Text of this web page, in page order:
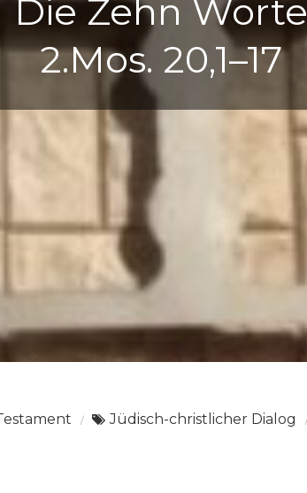
Die Zehn Worte
2.Mos. 20,1–17
Jüdisch-christlicher Dialog